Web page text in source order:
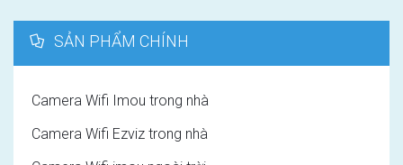
SẢN PHẨM CHÍNH
Camera Wifi Imou trong nhà
Camera Wifi Ezviz trong nhà